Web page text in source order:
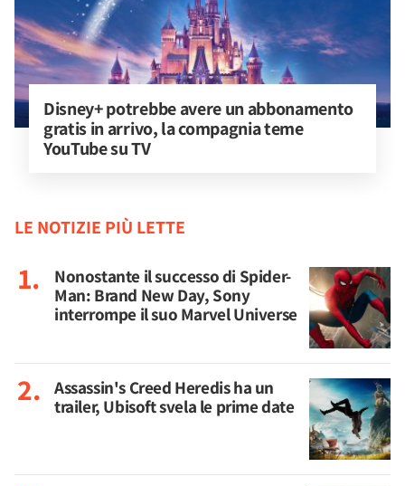
Disney+ potrebbe avere un abbonamento
gratis in arrivo, la compagnia teme
YouTube su TV
LE NOTIZIE PIÙ LETTE
Nonostante il successo di Spider-
Man: Brand New Day, Sony
interrompe il suo Marvel Universe
Assassin's Creed Heredis ha un
trailer, Ubisoft svela le prime date